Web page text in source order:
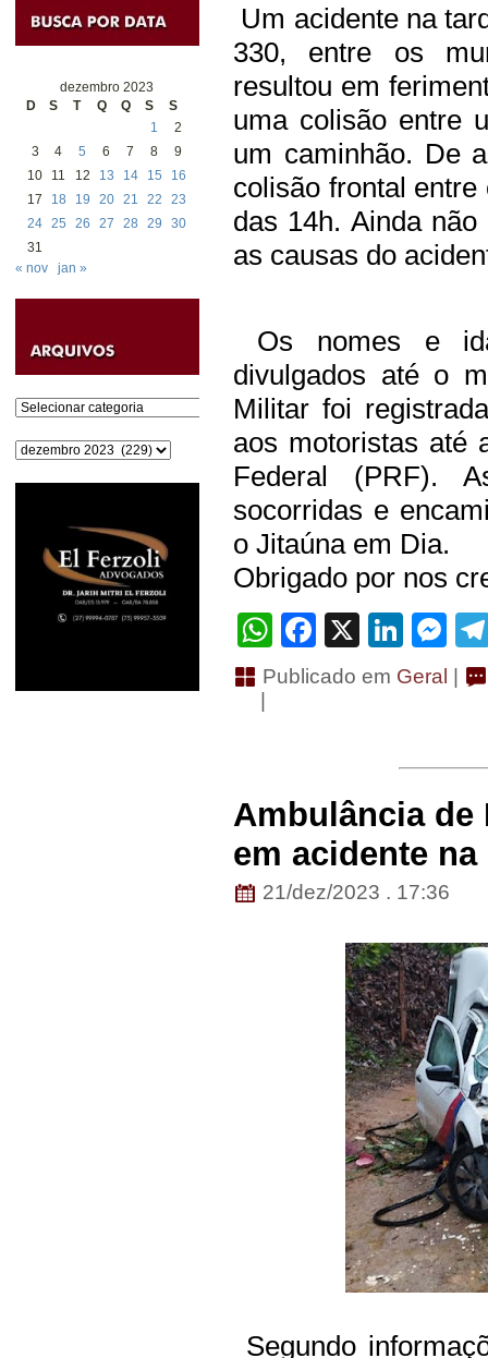
dezembro 2023
D
S T Q Q S
S
1
2
3
4 5 6 7 8
9
10
11 12 13 14 15
16
17
18 19 20 21 22
23
24 25 26 27 28 29
30
31
« nov
jan »
Categorias
Arquivos
Um acidente na
330, entre os
resultou em
uma colisão entre
um caminhão. De
colisão frontal
das 14h. Ainda
as causas do
Os nomes e
divulgados até o
Militar foi
aos motoristas até
Federal (PRF).
socorridas e
o Jitaúna em Dia.
Obrigado por nos
WhatsApp
Facebook
X
Publicado em Geral |
Ambulância de
em acidente
21/dez/2023 . 17:36
Segundo